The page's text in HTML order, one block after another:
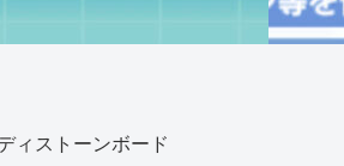
ィストーンボード